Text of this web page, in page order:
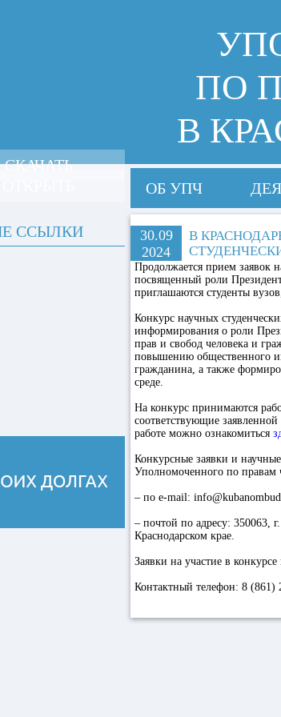
ПО
В
ОБ УПЧ
30.09
2024
В
Продолжается прием заявок
посвященный роли
приглашаются студенты
Конкурс научных
информирования о роли
прав и свобод человека и
повышению общественного
гражданина, а также
среде.
На конкурс принимаются
соответствующие
работе можно ознакомиться
Конкурсные заявки и
Уполномоченного по правам
– по e-mail:
– почтой по адресу: 350063,
Краснодарском крае.
Заявки на участие в
Контактный телефон: 8 (861)
СКАЧАТЬ
ССЫЛКИ